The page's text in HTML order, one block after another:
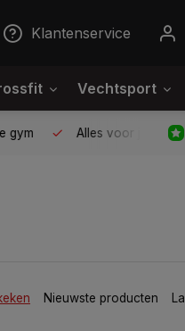
Klantenservice
Vechtsport
Alles voor jouw gym
Nieuwste producten